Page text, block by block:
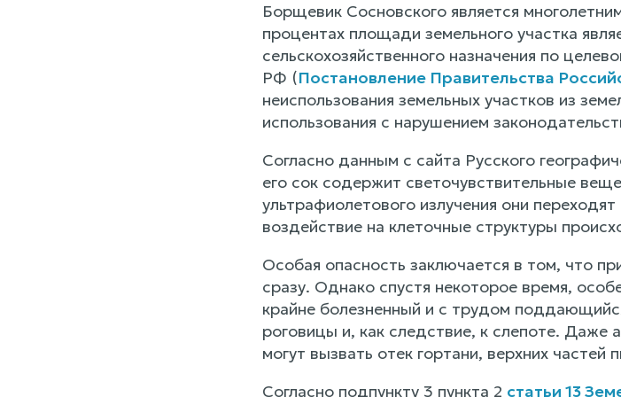
Борщевик Сосновского является
процентах площади земельного участка
сельскохозяйственного назначения по
РФ (Постановление Правительства
неиспользования земельных участков из
использования с нарушением
Согласно данным с сайта Русского
его сок содержит светочувствительные
ультрафиолетового излучения они
воздействие на клеточные структуры
Особая опасность заключается в том, что
сразу. Однако спустя некоторое время,
крайне болезненный и с трудом
роговицы и, как следствие, к слепоте. Даже
могут вызвать отек гортани, верхних частей
Согласно подпункту 3 пункта 2 статьи 13